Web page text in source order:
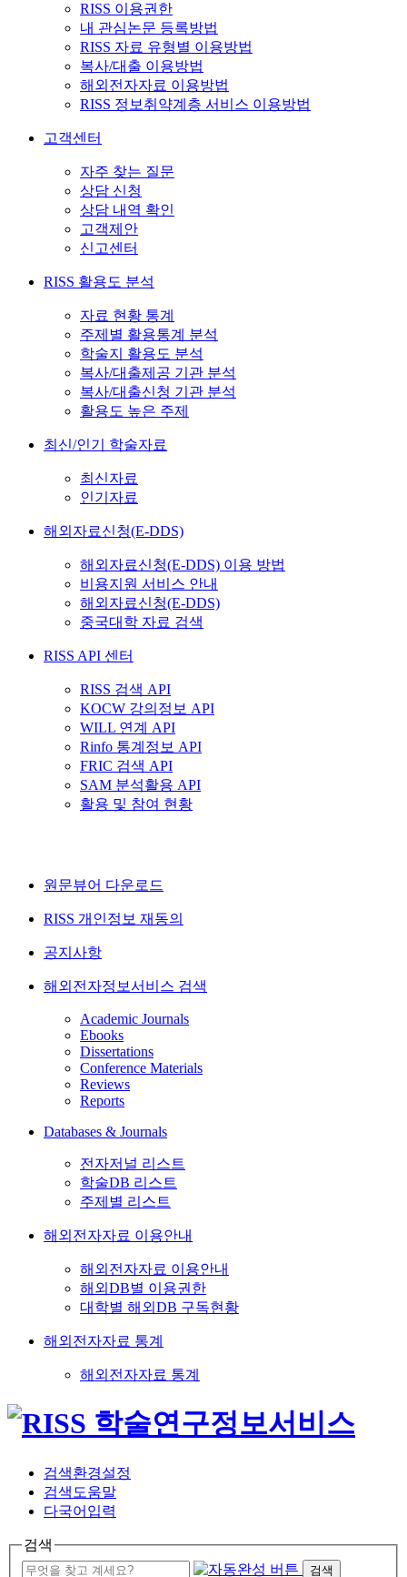
RISS 이용권한
내 관심논문 등록방법
RISS 자료 유형별 이용방법
복사/대출 이용방법
해외전자자료 이용방법
RISS 정보취약계층 서비스 이용방법
고객센터
자주 찾는 질문
상담 신청
상담 내역 확인
고객제안
신고센터
RISS 활용도 분석
자료 현황 통계
주제별 활용통계 분석
학술지 활용도 분석
복사/대출제공 기관 분석
복사/대출신청 기관 분석
활용도 높은 주제
최신/인기 학술자료
최신자료
인기자료
해외자료신청(E-DDS)
해외자료신청(E-DDS) 이용 방법
비용지원 서비스 안내
해외자료신청(E-DDS)
중국대학 자료 검색
RISS API 센터
RISS 검색 API
KOCW 강의정보 API
WILL 연계 API
Rinfo 통계정보 API
FRIC 검색 API
SAM 분석활용 API
활용 및 참여 현황
원문뷰어 다운로드
RISS 개인정보 재동의
공지사항
해외전자정보서비스 검색
Academic Journals
Ebooks
Dissertations
Conference Materials
Reviews
Reports
Databases & Journals
전자저널 리스트
학술DB 리스트
주제별 리스트
해외전자자료 이용안내
해외전자자료 이용안내
해외DB별 이용권한
대학별 해외DB 구독현황
해외전자자료 통계
해외전자자료 통계
검색환경설정
검색도움말
다국어입력
검색
검색